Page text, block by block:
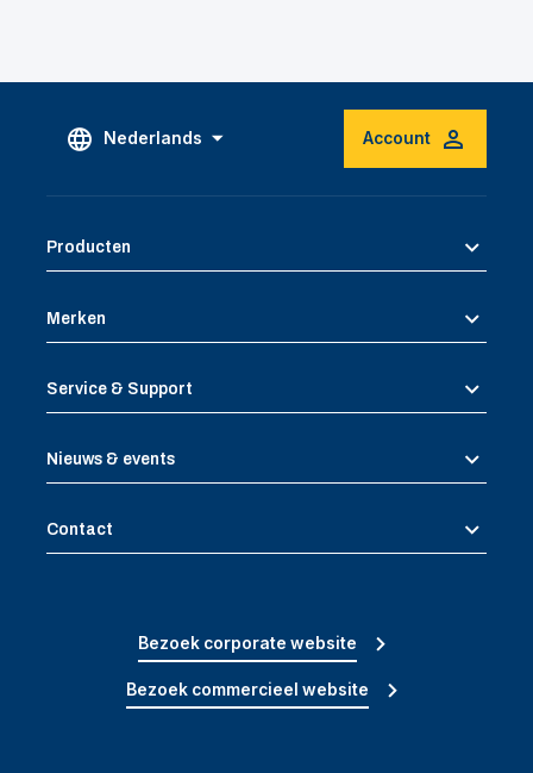
Nederlands Account
Producten
Merken
Service & Support
Nieuws & events
Contact
Bezoek corporate website
Bezoek commercieel website